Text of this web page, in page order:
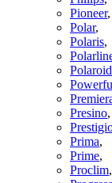
Pioneer,
Polar,
Polaris,
Polaroid
Presino,
Prima,
Prime,
Proclim,